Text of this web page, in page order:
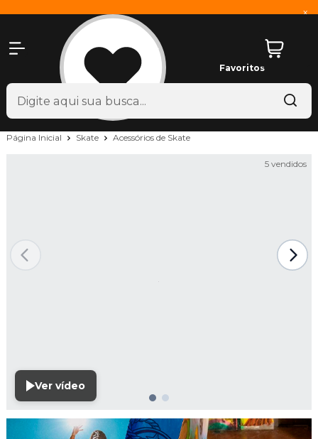
x
Favoritos
Página Inicial Skate Acessórios de Skate
5 vendidos
Ver vídeo